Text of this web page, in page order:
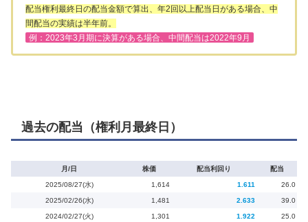
配当権利最終日の配当金額で算出、年2回以上配当日がある場合、中
間配当の実績は半年前。
例：2023年3月期に決算がある場合、中間配当は2022年9月
過去の配当（権利月最終日）
月/日 株価 配当利回り 配当
2025/08/27(水) 1,614 1.611 26.0
2025/02/26(水) 1,481 2.633 39.0
2024/02/27(火) 1,301 1.922 25.0